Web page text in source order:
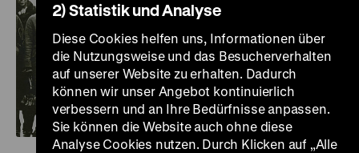
2) Statistik und Analyse
Diese Cookies helfen uns, Informationen über
die Nutzungsweise und das Besucherverhalten
auf unserer Website zu erhalten. Dadurch
können wir unser Angebot kontinuierlich
verbessern und an Ihre Bedürfnisse anpassen.
Sie können die Website auch ohne diese
Analyse Cookies nutzen. Durch Klicken auf „Alle